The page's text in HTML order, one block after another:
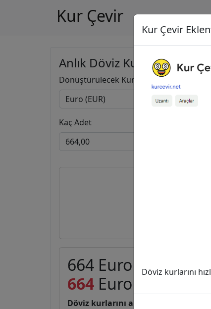
Kur Çevir
Anlık Döviz Kuru Hesapla
Dönüştürülecek Kur
Kaç Adet
664 Euro (EUR) kaç
664 Euro
Döviz kurlarını anlık, canlı, basit
Kur Çevir
Döviz kurlarını